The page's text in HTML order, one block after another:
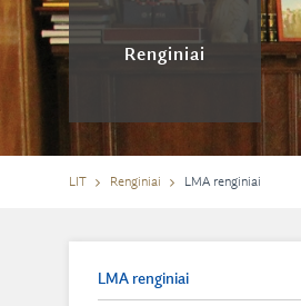
Renginiai
LIT Renginiai LMA renginiai
LMA renginiai